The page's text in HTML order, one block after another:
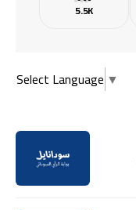
5.5K
Select Language ▼